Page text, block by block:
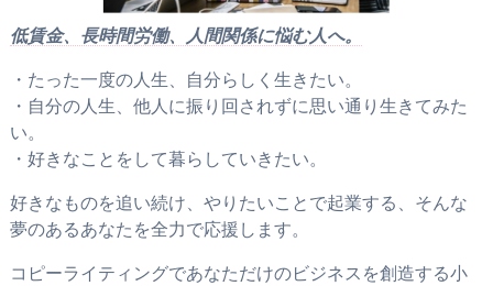
低賃金、長時間労働、人間関係に悩む人へ。
・たった一度の人生、自分らしく生きたい。
・自分の人生、他人に振り回されずに思い通り生きてみた
い。
・好きなことをして暮らしていきたい。
好きなものを追い続け、やりたいことで起業する、そんな
夢のあるあなたを全力で応援します。
コピーライティングであなただけのビジネスを創造する小